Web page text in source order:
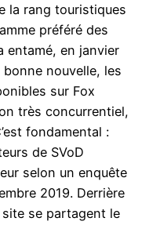
la rang touristiques
préféré des
entamé, en janvier
nouvelle, les
sur Fox
très concurrentiel,
fondamental :
de SVoD
selon un enquête
2019. Derrière
se partagent le